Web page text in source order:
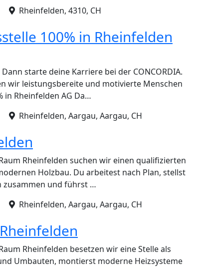
Rheinfelden, 4310, CH
100% in Rheinfelden
starte deine Karriere bei der CONCORDIA.
wir leistungsbereite und motivierte Menschen
in Rheinfelden AG Da…
Rheinfelden, Aargau, Aargau, CH
Rheinfelden suchen wir einen qualifizierten
Holzbau. Du arbeitest nach Plan, stellst
zusammen und führst …
Rheinfelden, Aargau, Aargau, CH
Rheinfelden besetzen wir eine Stelle als
Umbauten, montierst moderne Heizsysteme